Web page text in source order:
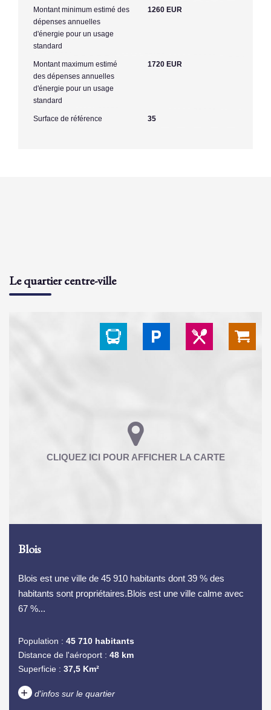
Montant minimum estimé des
dépenses annuelles
d'énergie pour un usage
standard
1260 EUR
Montant maximum estimé
des dépenses annuelles
d'énergie pour un usage
standard
1720 EUR
Surface de référence 35
Le quartier centre-ville
Blois
Blois est une ville de 45 910 habitants dont 39 % des
habitants sont propriétaires.Blois est une ville calme avec
67 %...
Population : 45 710 habitants
Distance de l'aéroport : 48 km
Superficie : 37,5 Km²
+ d'infos sur le quartier